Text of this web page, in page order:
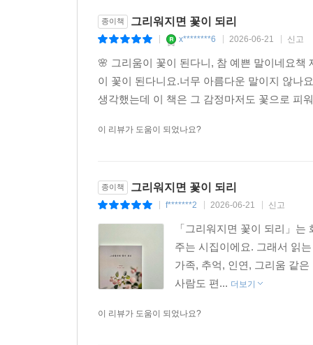
후회 135
김장 136
첫눈이 오면, 나는 시인이 된다 137
종이책 그리워지면 꽃이 되리
x********6 2026-06-21 신고
🌸 그리움이 꽃이 된다니, 참 예쁜 말이네요
이 꽃이 된다니요.너무 아름다운 말이지 않나
생각했는데 이 책은 그 감정마저도 꽃으로 피
이 리뷰가 도움이 되었나요?
종이책 그리워지면 꽃이 되리
f*******2 2026-06-21 신고
「그리워지면 꽃이 되리」
주는 시집이에요. 그래서 읽
가족, 추억, 인연, 그리움 같
사람도 편... 더보기
이 리뷰가 도움이 되었나요?